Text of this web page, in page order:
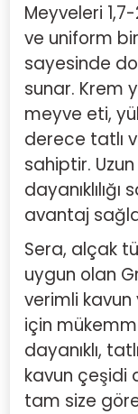
Meyveleri
ve uniform
sayesinde
sunar. Krem
meyve eti,
derece tatlı
sahiptir.
avantaj
Sera, alçak
uygun olan
verimli
için
dayanıklı,
kavun çeşidi
tam size